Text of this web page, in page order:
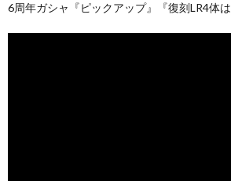
6周年ガシャ『ピックアップ』『復刻LR4体